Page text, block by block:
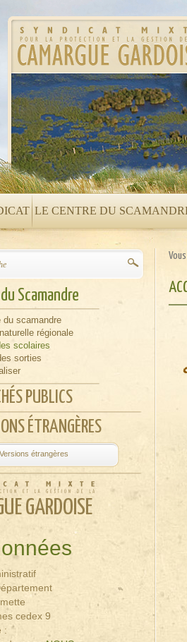
LE CENTRE DU
Scamandre
du scamandre
régionale
scolaires
sorties
PUBLICS
ÉTRANGÈRES
Powered by
GARDOISE
cedex 9
: